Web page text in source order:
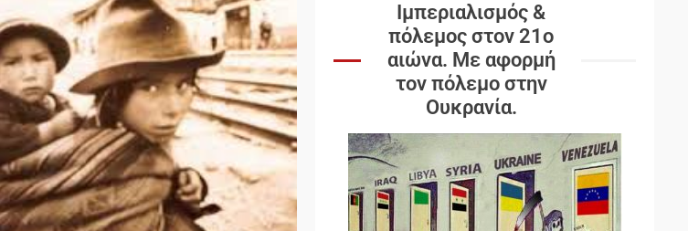
Ιμπεριαλισμός &
πόλεμος στον 21ο
αιώνα. Mε αφορμή
τον πόλεμο στην
Ουκρανία.